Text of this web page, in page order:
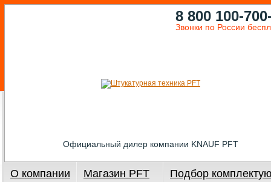
Официальный дилер компании KNAUF PFT
8 800 100-
Звонки по России
О компании Магазин PFT
Подбор